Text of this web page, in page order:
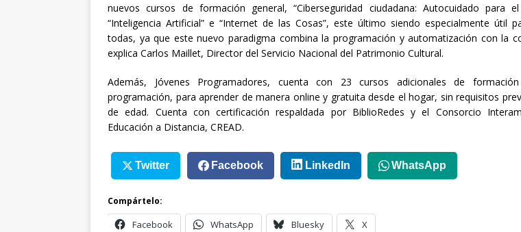
nuevos cursos de formación general, “Ciberseguridad ciudadana: Autocuidado para el
“Inteligencia Artificial” e “Internet de las Cosas”, este último siendo especialmente útil
todas, ya que este nuevo paradigma combina la programación y automatización con la
explica Carlos Maillet, Director del Servicio Nacional del Patrimonio Cultural.
Además, Jóvenes Programadores, cuenta con 23 cursos adicionales de
programación, para aprender de manera online y gratuita desde el hogar, sin requisitos
de edad. Cuenta con certificación respaldada por BiblioRedes y el Consorcio
Educación a Distancia, CREAD.
Twitter Facebook LinkedIn WhatsApp
Compártelo:
Facebook WhatsApp Bluesky X